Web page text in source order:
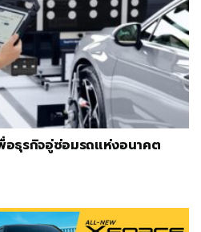
อธุรกิจอู่ซ่อมรถแห่งอนาคต